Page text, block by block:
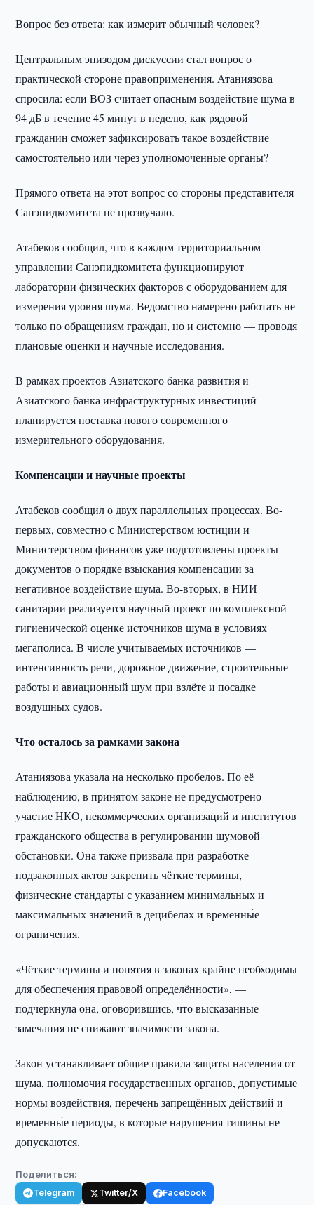
Вопрос без ответа: как измерит обычный человек?
Центральным эпизодом дискуссии стал вопрос о
практической стороне правоприменения. Атаниязова
спросила: если ВОЗ считает опасным воздействие шума в
94 дБ в течение 45 минут в неделю, как рядовой
гражданин сможет зафиксировать такое воздействие
самостоятельно или через уполномоченные органы?
Прямого ответа на этот вопрос со стороны представителя
Санэпидкомитета не прозвучало.
Атабеков сообщил, что в каждом территориальном
управлении Санэпидкомитета функционируют
лаборатории физических факторов с оборудованием для
измерения уровня шума. Ведомство намерено работать не
только по обращениям граждан, но и системно — проводя
плановые оценки и научные исследования.
В рамках проектов Азиатского банка развития и
Азиатского банка инфраструктурных инвестиций
планируется поставка нового современного
измерительного оборудования.
Компенсации и научные проекты
Атабеков сообщил о двух параллельных процессах. Во-
первых, совместно с Министерством юстиции и
Министерством финансов уже подготовлены проекты
документов о порядке взыскания компенсации за
негативное воздействие шума. Во-вторых, в НИИ
санитарии реализуется научный проект по комплексной
гигиенической оценке источников шума в условиях
мегаполиса. В числе учитываемых источников —
интенсивность речи, дорожное движение, строительные
работы и авиационный шум при взлёте и посадке
воздушных судов.
Что осталось за рамками закона
Атаниязова указала на несколько пробелов. По её
наблюдению, в принятом законе не предусмотрено
участие НКО, некоммерческих организаций и институтов
гражданского общества в регулировании шумовой
обстановки. Она также призвала при разработке
подзаконных актов закрепить чёткие термины,
физические стандарты с указанием минимальных и
максимальных значений в децибелах и временны́е
ограничения.
«Чёткие термины и понятия в законах крайне необходимы
для обеспечения правовой определённости», —
подчеркнула она, оговорившись, что высказанные
замечания не снижают значимости закона.
Закон устанавливает общие правила защиты населения от
шума, полномочия государственных органов, допустимые
нормы воздействия, перечень запрещённых действий и
временны́е периоды, в которые нарушения тишины не
допускаются.
Поделиться:
Telegram Twitter/X Facebook